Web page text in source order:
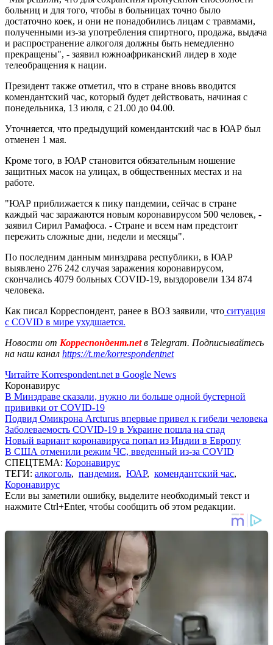
больниц и для того, чтобы в больницах точно было
достаточно коек, и они не понадобились лицам с травмами,
полученными из-за употребления спиртного, продажа, выдача
и распространение алкоголя должны быть немедленно
прекращены", - заявил южноафриканский лидер в ходе
телеобращения к нации.
Президент также отметил, что в стране вновь вводится
комендантский час, который будет действовать, начиная с
понедельника, 13 июля, с 21.00 до 04.00.
Уточняется, что предыдущий комендантский час в ЮАР был
отменен 1 мая.
Кроме того, в ЮАР становится обязательным ношение
защитных масок на улицах, в общественных местах и на
работе.
"ЮАР приближается к пику пандемии, сейчас в стране
каждый час заражаются новым коронавирусом 500 человек, -
заявил Сирил Рамафоса. - Стране и всем нам предстоит
пережить сложные дни, недели и месяцы".
По последним данным минздрава республики, в ЮАР
выявлено 276 242 случая заражения коронавирусом,
скончались 4079 больных COVID-19, выздоровели 134 874
человека.
Как писал Корреспондент, ранее в ВОЗ заявили, что ситуация
с COVID в мире ухудшается.
Новости от Корреспондент.netв Telegram. Подписывайтесь
на наш канал https://t.me/korrespondentnet
Читайте Korrespondent.net в Google News
Коронавирус
В Минздраве сказали, нужно ли больше одной бустерной
прививки от COVID-19
Подвид Омикрона Arcturus впервые привел к гибели человека
Заболеваемость COVID-19 в Украине пошла на спад
Новый вариант коронавируса попал из Индии в Европу
В США отменили режим ЧС, введенный из-за COVID
СПЕЦТЕМА: Коронавирус
ТЕГИ: алкоголь, пандемия, ЮАР, комендантский час,
Коронавирус
Если вы заметили ошибку, выделите необходимый текст и
нажмите Ctrl+Enter, чтобы сообщить об этом редакции.